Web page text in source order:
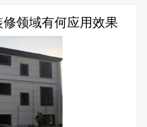
领域有何应用效果